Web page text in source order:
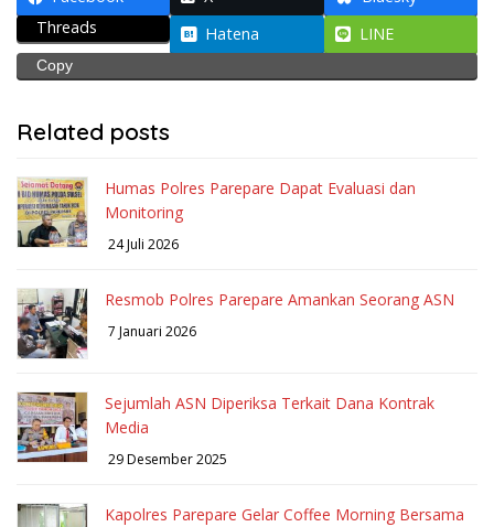
Threads
Hatena LINE
Copy
Related posts
Humas Polres Parepare Dapat Evaluasi dan
Monitoring
24 Juli 2026
Resmob Polres Parepare Amankan Seorang ASN
7 Januari 2026
Sejumlah ASN Diperiksa Terkait Dana Kontrak
Media
29 Desember 2025
Kapolres Parepare Gelar Coffee Morning Bersama